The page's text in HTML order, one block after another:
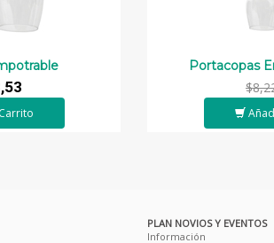
Portacopas
PLAN NOVIOS Y EVENTOS
Información